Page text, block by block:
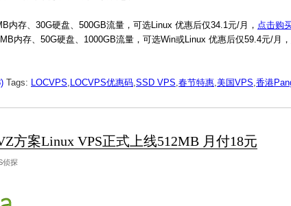
内存、30G硬盘、500GB流量，可选Linux 优惠后仅34.1元/月， 点击购
内存、50G硬盘、1000GB流量，可选Win或Linux 优惠后仅59.4元/月，
Tags: LOCVPS, LOCVPS优惠码,SSD VPS,春节特惠,美国VPS,香港
方案Linux VPS正式上线512MB 月付18元
侦探